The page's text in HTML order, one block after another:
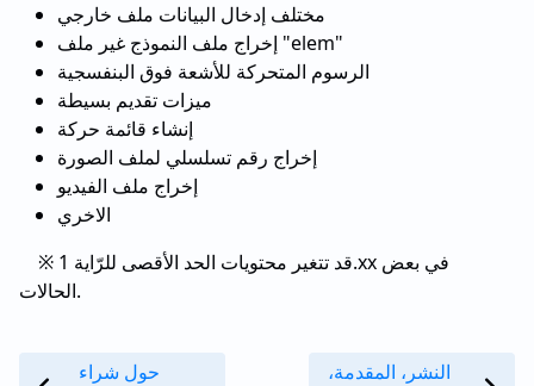
مختلف إدخال البيانات ملف خارجي
إخراج ملف النموذج غير ملف "elem"
الرسوم المتحركة للأشعة فوق البنفسجية
ميزات تقديم بسيطة
إنشاء قائمة حركة
إخراج رقم تسلسلي لملف الصورة
إخراج ملف الفيديو
الاخري
※ قد تتغير محتويات الحد الأقصى للرّاية 1.xx في بعض
الحالات.
حول شراء
النشر، المقدمة،